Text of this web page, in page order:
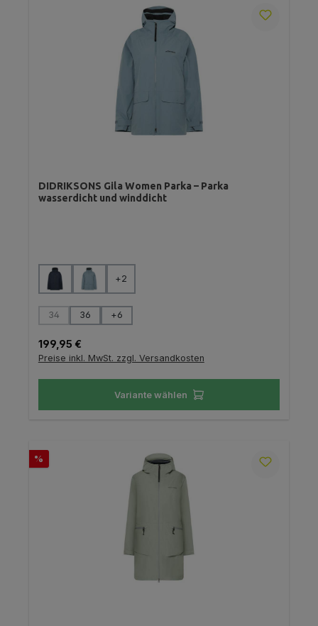
DIDRIKSONS Gila Women Parka – Parka
wasserdicht und winddicht
Farbe auswählen
+2
Größe auswählen
34
(Diese Option ist zurzeit nicht verfügbar.)
36 +6
Regulärer Preis:
199,95 €
Preise inkl. MwSt. zzgl. Versandkosten
Variante wählen
Rabatt
%